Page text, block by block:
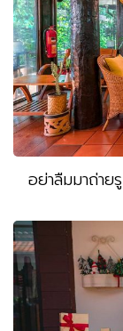
อย่าลืมมาถ่าย